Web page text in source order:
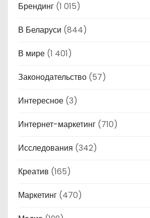
Брендинг (1 015)
В Беларуси (844)
В мире (1 401)
Законодательство (57)
Интересное (3)
Интернет-маркетинг (710)
Исследования (342)
Креатив (165)
Маркетинг (470)